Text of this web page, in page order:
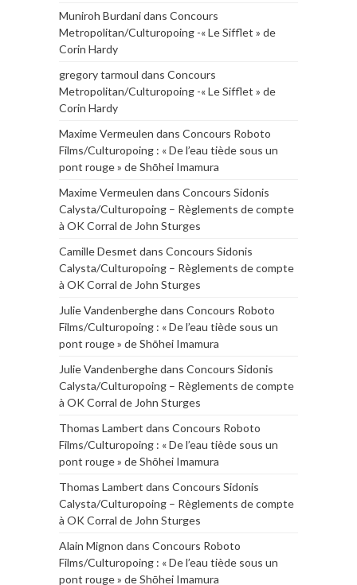
Muniroh Burdanidans Concours
Metropolitan/Culturopoing -« Le Sifflet » de
Corin Hardy
gregory tarmoul dans Concours
Metropolitan/Culturopoing -« Le Sifflet » de
Corin Hardy
Maxime Vermeulen dans Concours Roboto
Films/Culturopoing : « De l’eau tiède sous un
pont rouge » de Shōhei Imamura
Maxime Vermeulen dans Concours Sidonis
Calysta/Culturopoing – Règlements de compte
à OK Corral de John Sturges
Camille Desmet dans Concours Sidonis
Calysta/Culturopoing – Règlements de compte
à OK Corral de John Sturges
Julie Vandenberghedans Concours Roboto
Films/Culturopoing : « De l’eau tiède sous un
pont rouge » de Shōhei Imamura
Julie Vandenberghedans Concours Sidonis
Calysta/Culturopoing – Règlements de compte
à OK Corral de John Sturges
Thomas Lambert dans Concours Roboto
Films/Culturopoing : « De l’eau tiède sous un
pont rouge » de Shōhei Imamura
Thomas Lambert dans Concours Sidonis
Calysta/Culturopoing – Règlements de compte
à OK Corral de John Sturges
Alain Mignon dans Concours Roboto
Films/Culturopoing : « De l’eau tiède sous un
pont rouge » de Shōhei Imamura